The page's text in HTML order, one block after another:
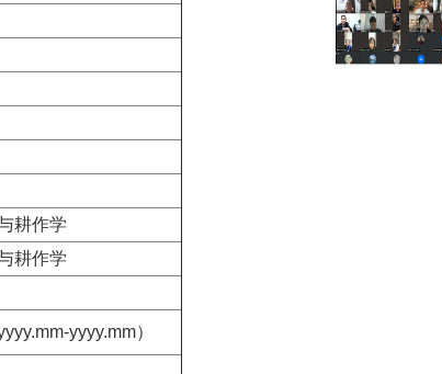
耕作学
耕作学
yyyy.mm）